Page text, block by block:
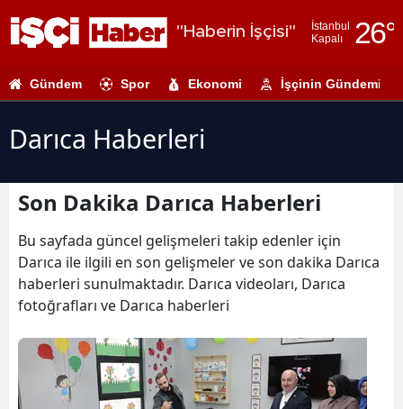
"Haberin İşçisi"
İstanbul
Kapalı
26°
Adıyaman
Ankara
Aydın
Balıkesir
Gündem Spor Ekonomi İşçinin Gündemi
Darıca Haberleri
Son Dakika Darıca Haberleri
Bu sayfada güncel gelişmeleri takip edenler için
Darıca ile ilgili en son gelişmeler ve son dakika Darıca
haberleri sunulmaktadır. Darıca videoları, Darıca
fotoğrafları ve Darıca haberleri